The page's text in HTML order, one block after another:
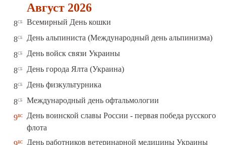
Август 2026
8сб Всемирный День кошки
8сб День альпиниста (Международный день альпинизма)
8сб День войск связи Украины
8сб День города Ялта (Украина)
8сб День физкультурника
8сб Международный день офтальмологии
9вс
День воинской славы России - первая победа русского
флота
вс День работников ветеринарной медицины Украины